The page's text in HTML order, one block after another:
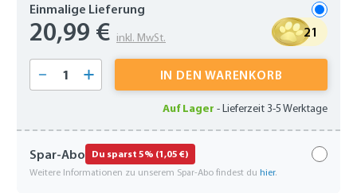
Einmalige Lieferung
20,99 € inkl. MwSt. 21
Produkt Anzahl: Gib den gewünschten
IN DEN WARENKORB
Auf Lager -Lieferzeit 3-5 Werktage
Spar-Abo Du sparst 5% (1,05 €)
Weitere Informationen zu unserem Spar-Abo findest du hier.